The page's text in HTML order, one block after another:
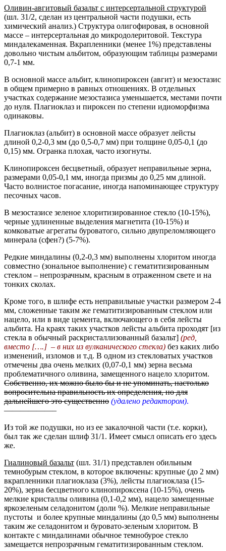
Оливин-авгитовый базальт с интерсертальной структурой
(шл. 31/2, сделан из центральной части подушки, есть
химический анализ.) Структура олигофировая, в основной
массе – интерсертальная до микродолеритовой. Текстура
миндалекаменная. Вкрапленники (менее 1%) представлены
довольно чистым альбитом, образующим таблицы размерами
0,7-1 мм.
В основной массе альбит, клинопироксен (авгит) и мезостазис
в общем примерно в равных отношениях. В отдельных
участках содержание мезостазиса уменьшается, местами почти
до нуля. Плагиоклаз и пироксен по степени идиоморфизма
одинаковы.
Плагиоклаз (альбит) в основной массе образует лейсты
длиной 0,2-0,3 мм (до 0,5-0,7 мм) при толщине 0,05-0,1 (до
0,15) мм. Огранка плохая, часто изогнуты.
Клинопироксен бесцветный, образует неправильные зерна,
размерами 0,05-0,1 мм, иногда призмы до 0,25 мм длиной.
Часто волнистое погасание, иногда напоминающее структуру
песочных часов.
В мезостазисе зеленое хлоритизированное стекло (10-15%),
черные удлиненные выделения магнетита (10-15%) и
комковатые агрегаты буроватого, сильно двупреломляющего
минерала (сфен?) (5-7%).
Редкие миндалины (0,2-0,3 мм) выполнены хлоритом иногда
совместно (зональное выполнение) с гематитизированным
стеклом – непрозрачным, красным в отраженном свете и на
тонких сколах.
Кроме того, в шлифе есть неправильные участки размером 2-4
мм, сложенные таким же гематитизированным стеклом или
нацело, или в виде цемента, включающего в себя лейсты
альбита. На краях таких участков лейсты альбита проходят [из
стекла в обычный раскристаллизованный базальт] (ред,
вместо [….] – в них из вулканического стекла) без каких либо
изменений, изломов и т.д. В одном из стекловатых участков
отмечены два очень мелких (0,07-0,1 мм) зерна весьма
проблематичного оливина, замещенного нацело хлоритом.
Собственно, их можно было бы и не упоминать, настолько
вопросительна правильность их определения, но для
дальнейшего это существенно (удалено редактором).
——————–
Из той же подушки, но из ее закалочной части (т.е. корки),
был так же сделан шлиф 31/1. Имеет смысл описать его здесь
же.
Гиалиновый базальт (шл. 31/1) представлен обильным
темнобурым стеклом, в которое включены: крупные (до 2 мм)
вкрапленники плагиоклаза (3%), лейсты плагиоклаза (15-
20%), зерна бесцветного клинопироксена (10-15%), очень
мелкие кристаллы оливина (0,1-0,2 мм), нацело замещенные
яркозеленым селадонитом (доли %). Мелкие неправильные
пустоты и более крупные миндалины (до 0,5 мм) выполнены
таким же селадонитом и буровато-зеленым хлоритом. В
контакте с миндалинами обычное темнобурое стекло
замещается непрозрачным гематитизированным стеклом.